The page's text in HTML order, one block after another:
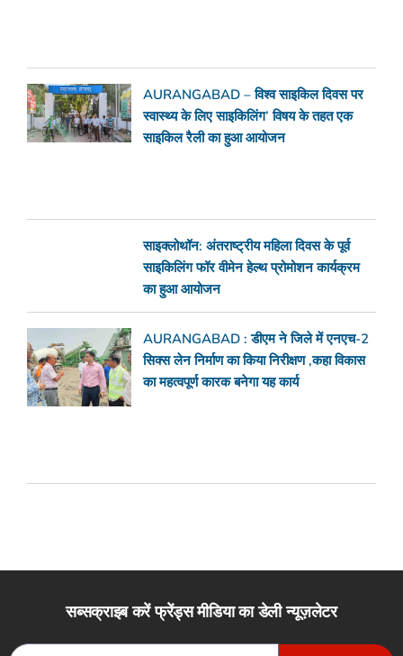
AURANGABAD – विश्व साइकिल दिवस पर
स्वास्थ्य के लिए साइकिलिंग’ विषय के तहत एक
साइकिल रैली का हुआ आयोजन
साइक्लोथॉन: अंतराष्ट्रीय महिला दिवस के पूर्व
साइकिलिंग फॉर वीमेन हेल्थ प्रोमोशन कार्यक्रम
का हुआ आयोजन
AURANGABAD : डीएम ने जिले में एनएच-2
सिक्स लेन निर्माण का किया निरीक्षण ,कहा विकास
का महत्वपूर्ण कारक बनेगा यह कार्य
सब्सक्राइब करें फ्रेंड्स मीडिया का डेली न्यूज़लेटर